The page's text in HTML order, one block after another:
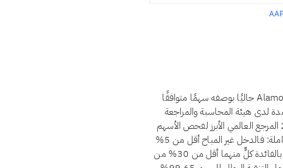
نعم، اعتبارًا من أغسطس 2026، يُصنَّف سهم Alamo Group, Inc. (ALG) حاليًا بوصفه سهمًا متوافقًا
لدى هيئة المحاسبة والمراجعة
للمؤسسات المالية الإسلامية (أيوفي)، التي يُعدّ معيارها الشرعي رقم 21 المرجع العالمي الأبرز لفحص الأسهم
الحلال. يجتاز Alamo Group, Inc. حاليًا معايير أيوفي المالية الأربعة كاملة: فالدخل غير المباح أقل من 5%
من إجمالي الإيرادات، والاستثمارات المرتبطة بالفائدة والديون المرتبطة بالفائدة كلٌّ منهما أقل من 30% من